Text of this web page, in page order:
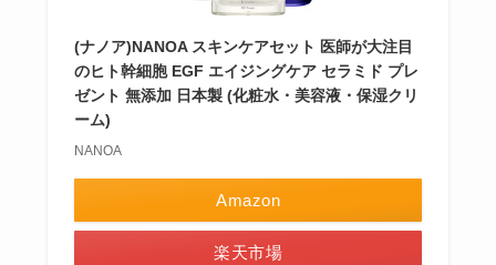
(ナノア)NANOA スキンケアセット 医師が大注目
のヒト幹細胞 EGF エイジングケア セラミド プレ
ゼント 無添加 日本製 (化粧水・美容液・保湿クリ
ーム)
NANOA
Amazon
楽天市場